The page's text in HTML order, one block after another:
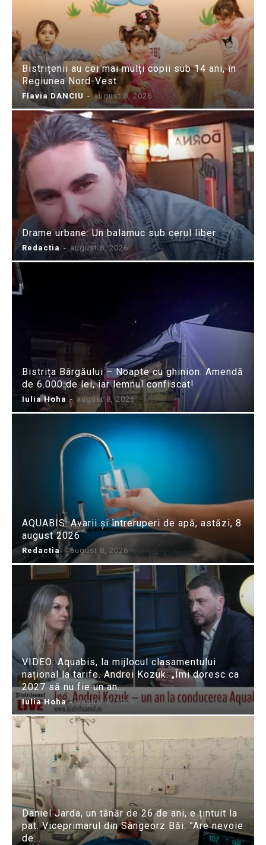
Bistrițenii au cei mai mulți copii sub 14 ani, în
Regiunea Nord-Vest
Flavia DANCIU - august 8, 2026
Drame urbane: Un balamuc sub cerul liber
Redactia - august 8, 2026
Bistrița Bârgăului – Noapte cu ghinion: Amendă
de 6.000 de lei, iar lemnul confiscat!
Iulia Hoha - august 8, 2026
AQUABIS: Avarii și întreruperi de apă, astăzi, 8
august 2026
Redactia - august 8, 2026
VIDEO: Aquabis, la mijlocul clasamentului
național la tarife. Andrei Kozuk: „Îmi doresc ca
2027 să nu fie un an...
Iulia Hoha - august 8, 2026
Daniel Jarda, un tânăr de 26 de ani, e țintuit la
pat. Viceprimarul din Sângeorz Băi: ”Are nevoie
de...